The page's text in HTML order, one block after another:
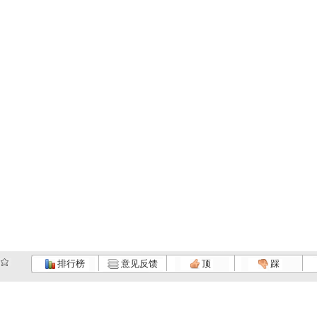
排行榜 意见反馈 顶 踩